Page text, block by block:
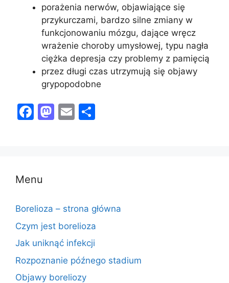
porażenia nerwów, objawiające się
przykurczami, bardzo silne zmiany w
funkcjonowaniu mózgu, dające wręcz
wrażenie choroby umysłowej, typu nagła
ciężka depresja czy problemy z pamięcią
przez długi czas utrzymują się objawy
grypopodobne
F
b
o
k
M
n
E
Menu
Borelioza – strona główna
Czym jest borelioza
Jak uniknąć infekcji
Rozpoznanie późnego stadium
Objawy boreliozy